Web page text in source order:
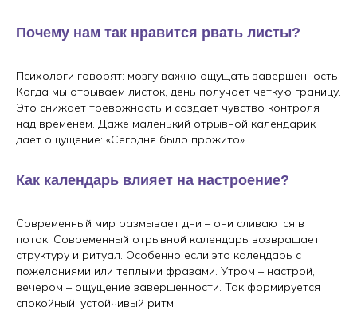
Почему нам так нравится рвать листы?
Психологи говорят: мозгу важно ощущать завершенность.
Когда мы отрываем листок, день получает четкую границу.
Это снижает тревожность и создает чувство контроля
над временем. Даже маленький отрывной календарик
дает ощущение: «Сегодня было прожито».
Как календарь влияет на настроение?
Современный мир размывает дни – они сливаются в
поток. Современный отрывной календарь возвращает
структуру и ритуал. Особенно если это календарь с
пожеланиями или теплыми фразами. Утром – настрой,
вечером – ощущение завершенности. Так формируется
спокойный, устойчивый ритм.